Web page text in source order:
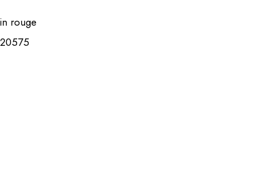
rouge
20575